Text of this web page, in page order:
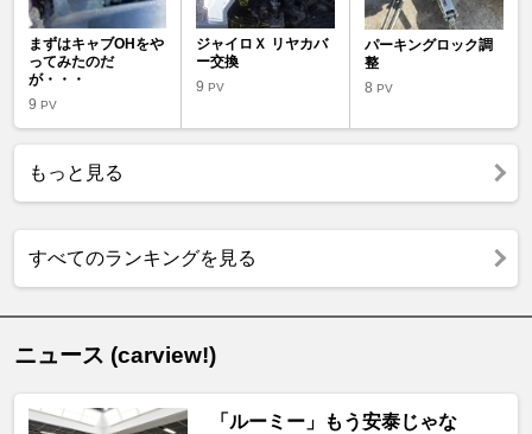
まずはキャブOHをや
ってみたのだ
が・・・
9 PV
ジャイロＸ リヤカバ
ー交換
9PV
パーキングロック調
整
8 PV
もっと見る
すべてのランキングを見る
ニュース (carview!)
「ルーミー」もう安泰じゃな